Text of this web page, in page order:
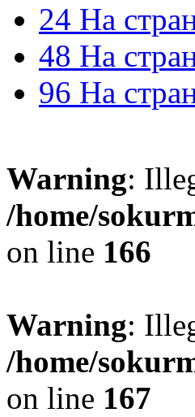
24 На
48 На
96 На
Warning:
/home/
on line 166
Warning:
/home/
on line 167